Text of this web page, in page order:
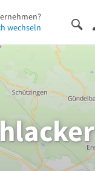
wechseln